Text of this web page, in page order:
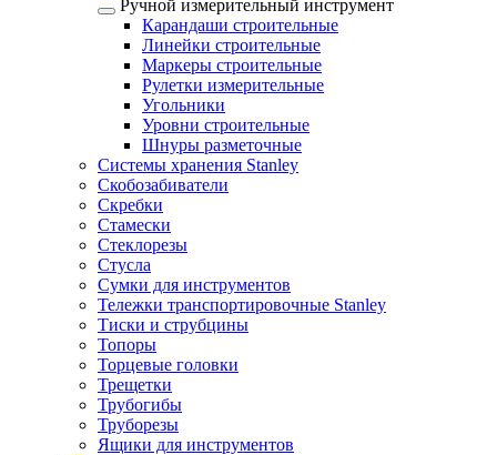
Ручной измерительный инструмент
Карандаши строительные
Линейки строительные
Маркеры строительные
Рулетки измерительные
Угольники
Уровни строительные
Шнуры разметочные
Системы хранения Stanley
Скобозабиватели
Скребки
Стамески
Стеклорезы
Стусла
Сумки для инструментов
Тележки транспортировочные Stanley
Тиски и струбцины
Топоры
Торцевые головки
Трещетки
Трубогибы
Труборезы
Ящики для инструментов